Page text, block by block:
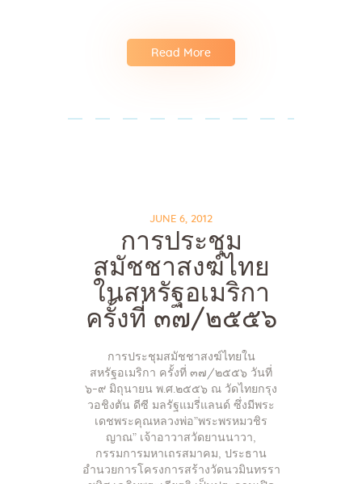
Read More
JUNE 6, 2012
การประชุม
สมัชชาสงฆ์ไทย
ในสหรัฐอเมริกา
ครั้งที่ ๓๗/๒๕๕๖
การประชุมสมัชชาสงฆ์ไทยใน
สหรัฐอเมริกา ครั้งที่ ๓๗/๒๕๕๖ วันที่
๖-๙ มิถุนายน พ.ศ.๒๕๕๖ ณ วัดไทยกรุง
วอชิงตัน ดีซี มลรัฐแมรี่แลนด์ ซึ่งมีพระ
เดชพระคุณหลวงพ่อ”พระพรหมวชิร
ญาณ” เจ้าอาวาสวัดยานนาวา,
กรรมการมหาเถรสมาคม, ประธาน
อำนวยการโครงการสร้างวัดนวมินทรรา